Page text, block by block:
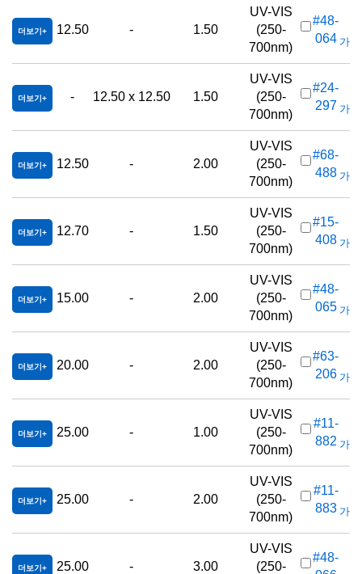
더보기 12.50 - 1.50
UV-VIS
(250-
700nm)
#48-
064 가
더보기 - 12.50 x 12.50 1.50
UV-VIS
(250-
700nm)
#24-
297 가
더보기 12.50 - 2.00
UV-VIS
(250-
700nm)
#68-
488 가
더보기 12.70 - 1.50
UV-VIS
(250-
700nm)
#15-
408 가
더보기 15.00 - 2.00
UV-VIS
(250-
700nm)
#48-
065 가
더보기 20.00 - 2.00
UV-VIS
(250-
700nm)
#63-
206 가
더보기 25.00 - 1.00
UV-VIS
(250-
700nm)
#11-
882 가
더보기 25.00 - 2.00
UV-VIS
(250-
700nm)
#11-
883 가
더보기 25.00 - 3.00
UV-VIS
(250-
#48-